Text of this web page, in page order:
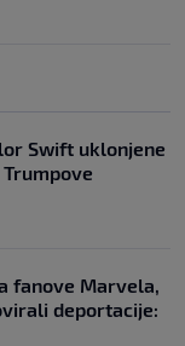
Swift uklonjene
fanove Marvela,
deportacije: